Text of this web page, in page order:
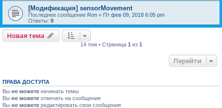
[Модификация] sensorMovement
Последнее сообщение Ron « Пт фев 09, 2018 6:05 pm
Ответы: 9
Новая тема
14 тем • Страница 1 из 1
Перейти
ПРАВА ДОСТУПА
Вы не можете начинать темы
Вы не можете отвечать на сообщения
Вы не можете редактировать свои сообщения